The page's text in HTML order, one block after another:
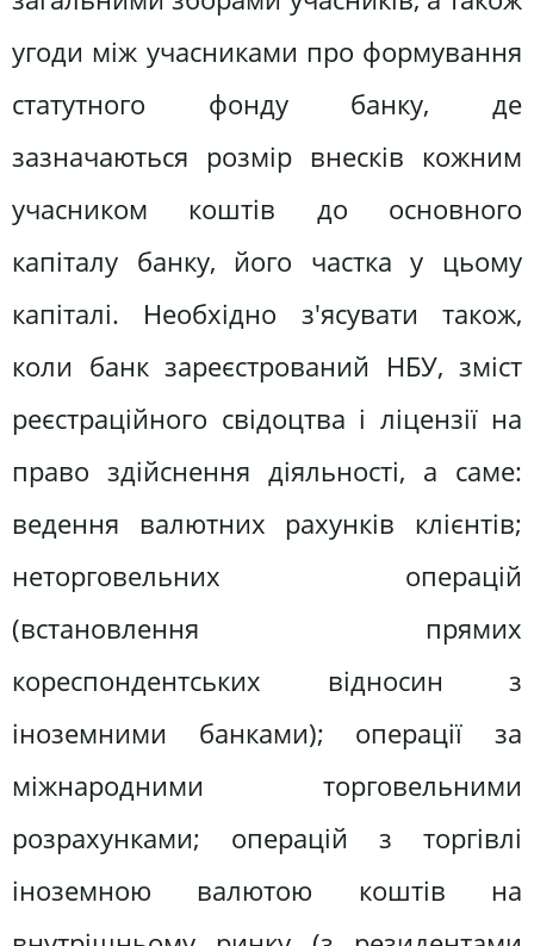
угоди між учасниками про формування
статутного фонду банку, де
зазначаються розмір внесків кожним
учасником коштів до основного
капіталу банку, його частка у цьому
капіталі. Необхідно з'ясувати також,
коли банк зареєстрований НБУ, зміст
реєстраційного свідоцтва і ліцензії на
право здійснення діяльності, а саме:
ведення валютних рахунків клієнтів;
неторговельних операцій
(встановлення прямих
кореспондентських відносин з
іноземними банками); операції за
міжнародними торговельними
розрахунками; операцій з торгівлі
іноземною валютою коштів на